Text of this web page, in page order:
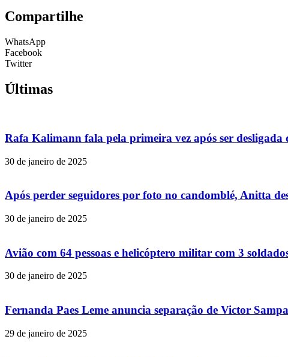
Compartilhe
WhatsApp
Facebook
Twitter
Últimas
Rafa Kalimann fala pela primeira vez após ser
30 de janeiro de 2025
Após perder seguidores por foto no candomblé, Anitta
30 de janeiro de 2025
Avião com 64 pessoas e helicóptero militar com 3
30 de janeiro de 2025
Fernanda Paes Leme anuncia separação de Victor
29 de janeiro de 2025